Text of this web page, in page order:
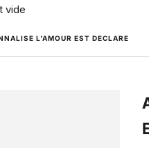
vide
L'AMOUR EST DECLARE